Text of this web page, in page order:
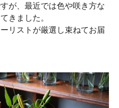
が、最近では色や咲き方な
きました。
リストが厳選し束ねてお届